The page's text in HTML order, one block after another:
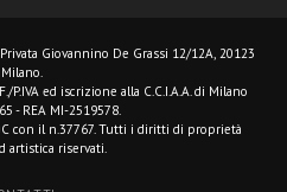
Giovannino De Grassi 12/12A, 20123
Milano.
P.IVA ed iscrizione alla C.C.I.A.A. di Milano
- REA MI-2519578.
con il n.37767. Tutti i diritti di proprietà
artistica riservati.